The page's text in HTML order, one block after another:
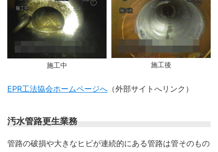
施工中 施工後
EPR工法協会ホームページへ （外部サイトへリンク）
汚水管路更生業務
管路の破損や大きなヒビが連続的にある管路は管そのもの